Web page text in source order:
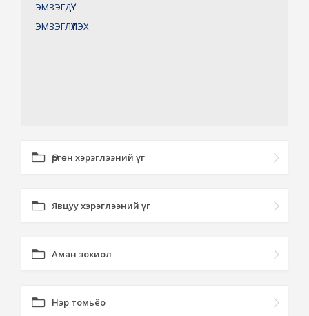
ЭМЗЭГДҮҮ
ЭМЗЭГЛҮҮЛЭХ
Өргөн хэрэглээний үг
Явцуу хэрэглээний үг
Аман зохиол
Нэр томьёо